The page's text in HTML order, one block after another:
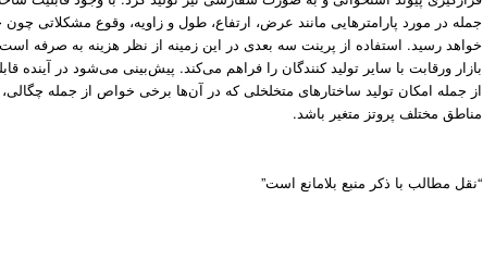
جمله در مورد پارامترها‌یی مانند عرض، ارتفاع، طول و زاویه، وقوع مشکلاتی
خواهد رسید. استفاده از پرینت سه بعدی در این زمینه از نظر هزینه به صرفه
بازار ورقابت با سایر تولید کنندگان را فراهم می‌کند. پیش‌بینی می‌شود در
از جمله امکان تولید ساختار‌های متخلخلی که در آن‌‌ها برخی خواص از جمله
مناطق مختلف پروتز متغیر باشد.
“نقل مطالب با ذکر منبع بلامانع است”